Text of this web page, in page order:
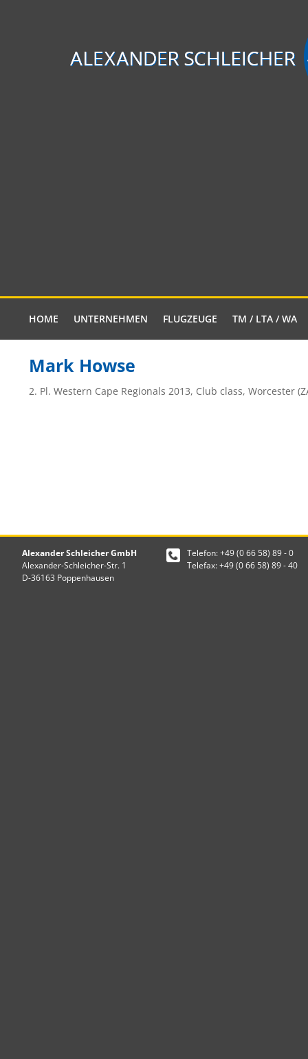
HOME UNTERNEHMEN FLUGZEUGE TM / LTA / WA
Mark Howse
2. Pl. Western Cape Regionals 2013, Club class, Worcester
Alexander Schleicher GmbH
Alexander-Schleicher-Str. 1
D-36163 Poppenhausen
Telefon: +49 (0 66 58) 89 - 0
Telefax: +49 (0 66 58) 89 - 40